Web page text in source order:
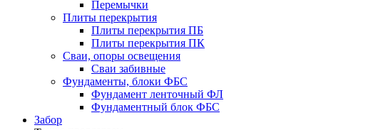
Перемычки
Плиты перекрытия
Плиты перекрытия ПБ
Плиты перекрытия ПК
Сваи, опоры освещения
Сваи забивные
Фундаменты, блоки ФБС
Фундамент ленточный ФЛ
Фундаментный блок ФБС
Забор